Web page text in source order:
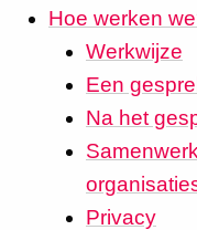
Hoe werken
Werkwijze
Een
Na het
Privacy